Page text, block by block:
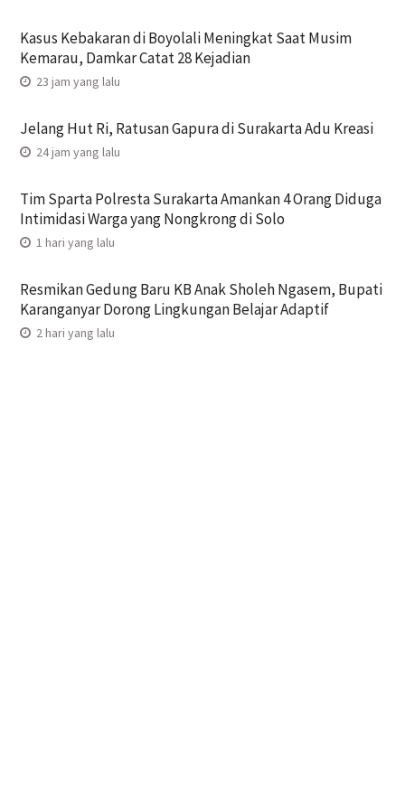
Kasus Kebakaran di Boyolali Meningkat Saat Musim
Kemarau, Damkar Catat 28 Kejadian
23 jam yang lalu
Jelang Hut Ri, Ratusan Gapura di Surakarta Adu Kreasi
24 jam yang lalu
Tim Sparta Polresta Surakarta Amankan 4 Orang Diduga
Intimidasi Warga yang Nongkrong di Solo
1 hari yang lalu
Resmikan Gedung Baru KB Anak Sholeh Ngasem, Bupati
Karanganyar Dorong Lingkungan Belajar Adaptif
2 hari yang lalu